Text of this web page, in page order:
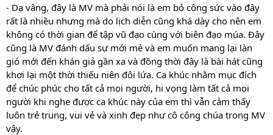
- Dạ vâng, đây là MV mà phải nói là em bỏ công sức vào đây
rất là nhiều nhưng mà do lịch diễn cũng khá dày cho nên em
không có thời gian để tập vũ đạo cùng với biên đạo múa. Đây
cũng là MV đánh dấu sự mới mẻ và em muốn mang lại làn
gió mới đến khán giả gần xa và đồng thời đây là bài hát cũng
khơi lại một thời thiếu niên đôi lứa. Ca khúc nhằm mục đích
để chúc phúc cho tất cả mọi người, hi vọng làm tất cả mọi
người khi nghe được ca khúc này của em thì vẫn cảm thấy
luôn trẻ trung, vui vẻ và xinh đẹp như cô công chúa trong MV
vậy.